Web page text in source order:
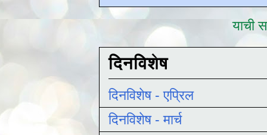
याची
दिनविशेष
दिनविशेष - एप्रिल
दिनविशेष - मार्च